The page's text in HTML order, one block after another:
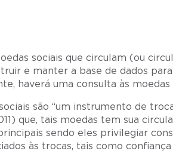
sociais que circulam (ou
e manter a base de dados
haverá uma consulta às moedas
são “um instrumento de
que, tais moedas tem sua
sendo eles privilegiar
às trocas, tais como